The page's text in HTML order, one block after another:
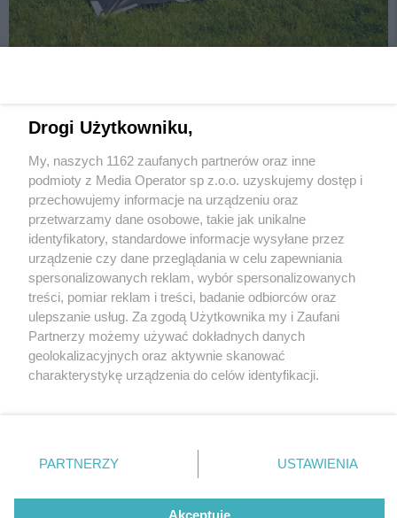
bezzałogowcami
3 / 8
Droniada w Parku Śląskim
W czwartek, 1 czerwca 2023 r. w Parku Śląskim
wystartowała Droniada, czyli poligon systemów
bezzałogowych i konkurs dla zespołów akademickich
w misjach specjalnych z wykorzystaniem dronów. W
tym roku jest to jubileuszowa 10. edycja tej imprezy,
Wydawca mediów lokalnych
Nie zapomnij
zapoznać się z:
polityką prywatności regulamin korzystania z portali
Twojemiasto
Piekary Śląskie
Chorzów
Tarnowskie Góry
Gliwice
Skontakuj sięz nami
Kontakt
Wydawca
Redakcja
Drogi Użytkowniku,
My, naszych 1162 zaufanych partnerów oraz inne
podmioty z Media Operator sp z.o.o. uzyskujemy dostęp i
przechowujemy informacje na urządzeniu oraz
przetwarzamy dane osobowe, takie jak unikalne
identyfikatory, standardowe informacje wysyłane przez
urządzenie czy dane przeglądania w celu zapewniania
spersonalizowanych reklam, wybór spersonalizowanych
treści, pomiar reklam i treści, badanie odbiorców oraz
ulepszanie usług. Za zgodą Użytkownika my i Zaufani
Partnerzy możemy używać dokładnych danych
geolokalizacyjnych oraz aktywnie skanować
charakterystykę urządzenia do celów identyfikacji.
zmienić/wycofać klikając przycisk ustawień prywatności
znajdujący się w lewym dolnym rogu strony
rodzaje przetwarzania danych nie wymagają zgody
użytkownika, ale masz prawo sprzeciwić się takiemu
PARTNERZY USTAWIENIA
Akceptuję